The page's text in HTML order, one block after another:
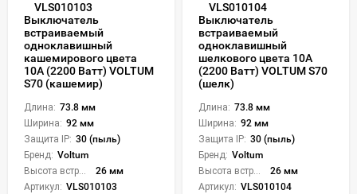
VLS010103
Выключатель
встраиваемый
одноклавишный
кашемирового цвета
10А (2200 Ватт) VOLTUM
S70 (кашемир)
Длина: 73.8 мм
Ширина: 92 мм
Защита IP: 30 (пыль)
Бренд: Voltum
Высота встройки:
26 мм
Артикул: VLS010103
VLS010104
Выключатель
встраиваемый
одноклавишный
шелкового цвета 10А
(2200 Ватт) VOLTUM S70
(шелк)
Длина: 73.8 мм
Ширина: 92 мм
Защита IP: 30 (пыль)
Бренд: Voltum
Высота встройки:
26 мм
Артикул: VLS010104